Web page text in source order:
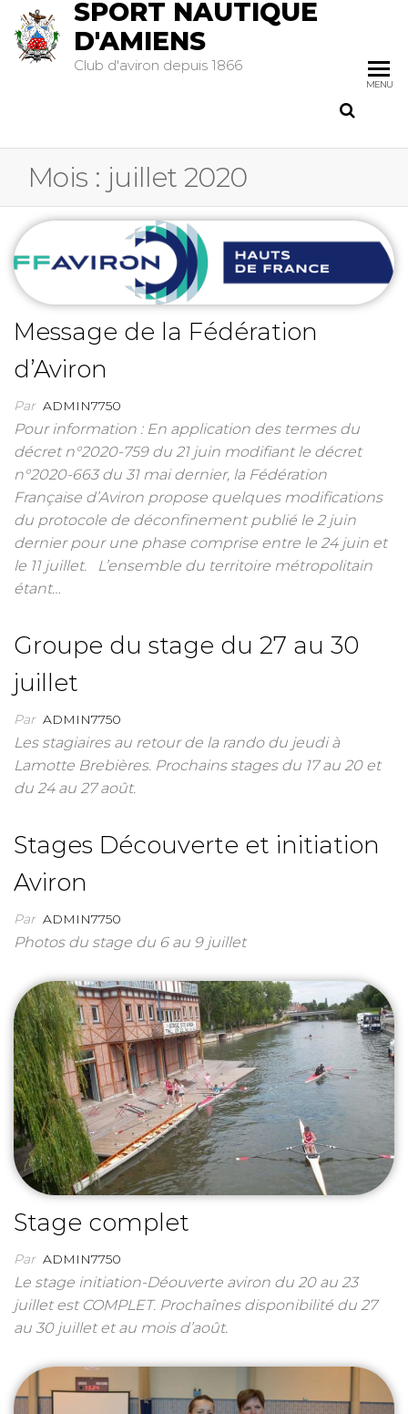
SPORT NAUTIQUE
D'AMIENS
Club d'aviron depuis 1866
MENU
Mois : juillet 2020
Message de la Fédération
d’Aviron
Par ADMIN7750
Pour information : En application des termes du
décret n°2020-759 du 21 juin modifiant le décret
n°2020-663 du 31 mai dernier, la Fédération
Française d’Aviron propose quelques modifications
du protocole de déconfinement publié le 2 juin
dernier pour une phase comprise entre le 24 juin et
le 11 juillet. L’ensemble du territoire métropolitain
étant…
Groupe du stage du 27 au 30
juillet
Par ADMIN7750
Les stagiaires au retour de la rando du jeudi à
Lamotte Brebières. Prochains stages du 17 au 20 et
du 24 au 27 août.
Stages Découverte et initiation
Aviron
Par ADMIN7750
Photos du stage du 6 au 9 juillet
Stage complet
Par ADMIN7750
Le stage initiation-Déouverte aviron du 20 au 23
juillet est COMPLET. Prochaînes disponibilité du 27
au 30 juillet et au mois d’août.